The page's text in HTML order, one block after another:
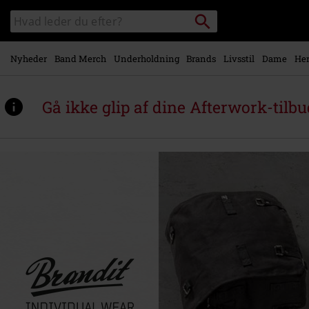
Gå til
hovedindhold
Søg
sortiment
Søg
Nyheder Band Merch Underholdning Brands Livsstil Dame
Gå ikke glip af dine Afterwork-